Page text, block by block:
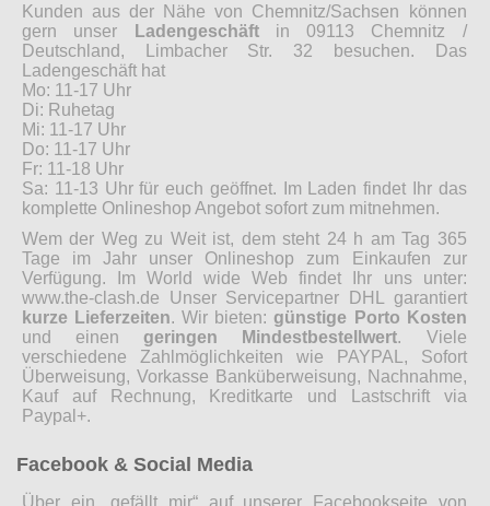
Kunden aus der Nähe von Chemnitz/Sachsen können
gern unser
Ladengeschäftin 09113 Chemnitz /
Deutschland, Limbacher Str. 32 besuchen. Das
Ladengeschäft hat
Mo: 11-17 Uhr
Di: Ruhetag
Mi: 11-17 Uhr
Do: 11-17 Uhr
Fr: 11-18 Uhr
Sa: 11-13 Uhr für euch geöffnet. Im Laden findet Ihr das
komplette Onlineshop Angebot sofort zum mitnehmen.
Wem der Weg zu Weit ist, dem steht 24 h am Tag 365
Tage im Jahr unser Onlineshop zum Einkaufen zur
Verfügung. Im World wide Web findet Ihr uns unter:
www.the-clash.de Unser Servicepartner DHL garantiert
kurze Lieferzeiten. Wir bieten:günstige Porto Kosten
und einengeringen Mindestbestellwert. Viele
verschiedene Zahlmöglichkeiten wie PAYPAL, Sofort
Überweisung, Vorkasse Banküberweisung, Nachnahme,
Kauf auf Rechnung, Kreditkarte und Lastschrift via
Paypal+.
Facebook & Social Media
Über ein „gefällt mir“ auf unserer Facebookseite von